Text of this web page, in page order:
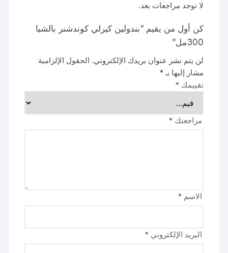
لا توجد مراجعات بعد.
كن أول من يقيم “بندولين كيرلي كوندشنر بالشيا
300مل”
لن يتم نشر عنوان بريدك الإلكتروني. الحقول الإلزامية
مشار إليها بـ*
تقييمك*
مراجعتك*
الاسم*
البريد الإلكتروني*